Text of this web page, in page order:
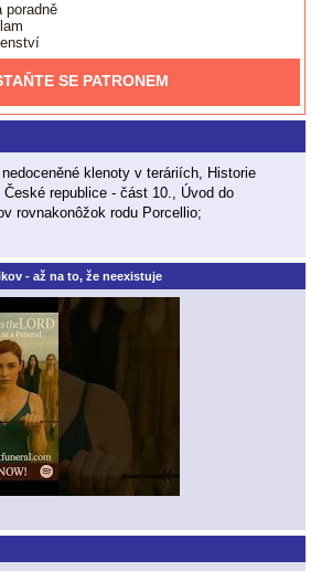
poradně
SE PATRONEM
klenoty v teráriích, Historie
republice - část 10., Úvod do
rovnakonôžok rodu Porcellio;
- až na to, že neexistuje